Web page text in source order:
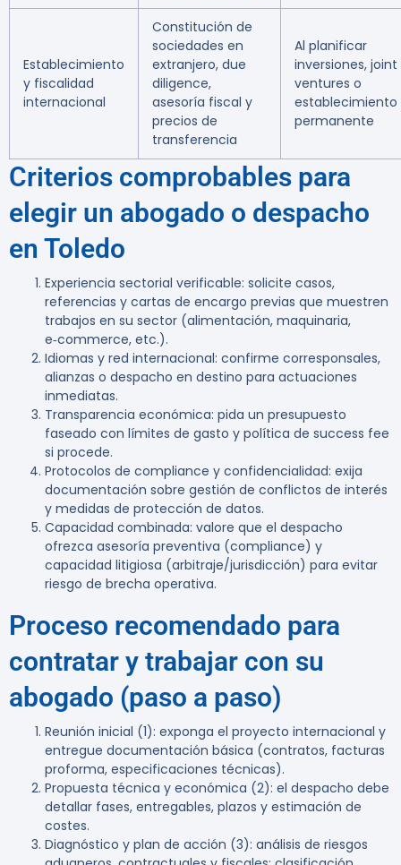
Establecimiento
y fiscalidad
internacional
Constitución de
sociedades en
extranjero, due
diligence,
asesoría fiscal y
precios de
transferencia
Al planificar
inversiones, joint
ventures o
establecimiento
permanente
Criterios comprobables para
elegir un abogado o despacho
en Toledo
Experiencia sectorial verificable: solicite casos,
referencias y cartas de encargo previas que muestren
trabajos en su sector (alimentación, maquinaria,
e‑commerce, etc.).
Idiomas y red internacional: confirme corresponsales,
alianzas o despacho en destino para actuaciones
inmediatas.
Transparencia económica: pida un presupuesto
faseado con límites de gasto y política de success fee
si procede.
Protocolos de compliance y confidencialidad: exija
documentación sobre gestión de conflictos de interés
y medidas de protección de datos.
Capacidad combinada: valore que el despacho
ofrezca asesoría preventiva (compliance) y
capacidad litigiosa (arbitraje/jurisdicción) para evitar
riesgo de brecha operativa.
Proceso recomendado para
contratar y trabajar con su
abogado (paso a paso)
Reunión inicial (1): exponga el proyecto internacional y
entregue documentación básica (contratos, facturas
proforma, especificaciones técnicas).
Propuesta técnica y económica (2): el despacho debe
detallar fases, entregables, plazos y estimación de
costes.
Diagnóstico y plan de acción (3): análisis de riesgos